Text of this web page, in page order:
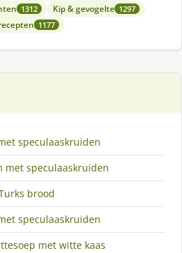
1312 Kip & gevogelte 1297
1177
speculaaskruiden
met speculaaskruiden
brood
speculaaskruiden
met witte kaas